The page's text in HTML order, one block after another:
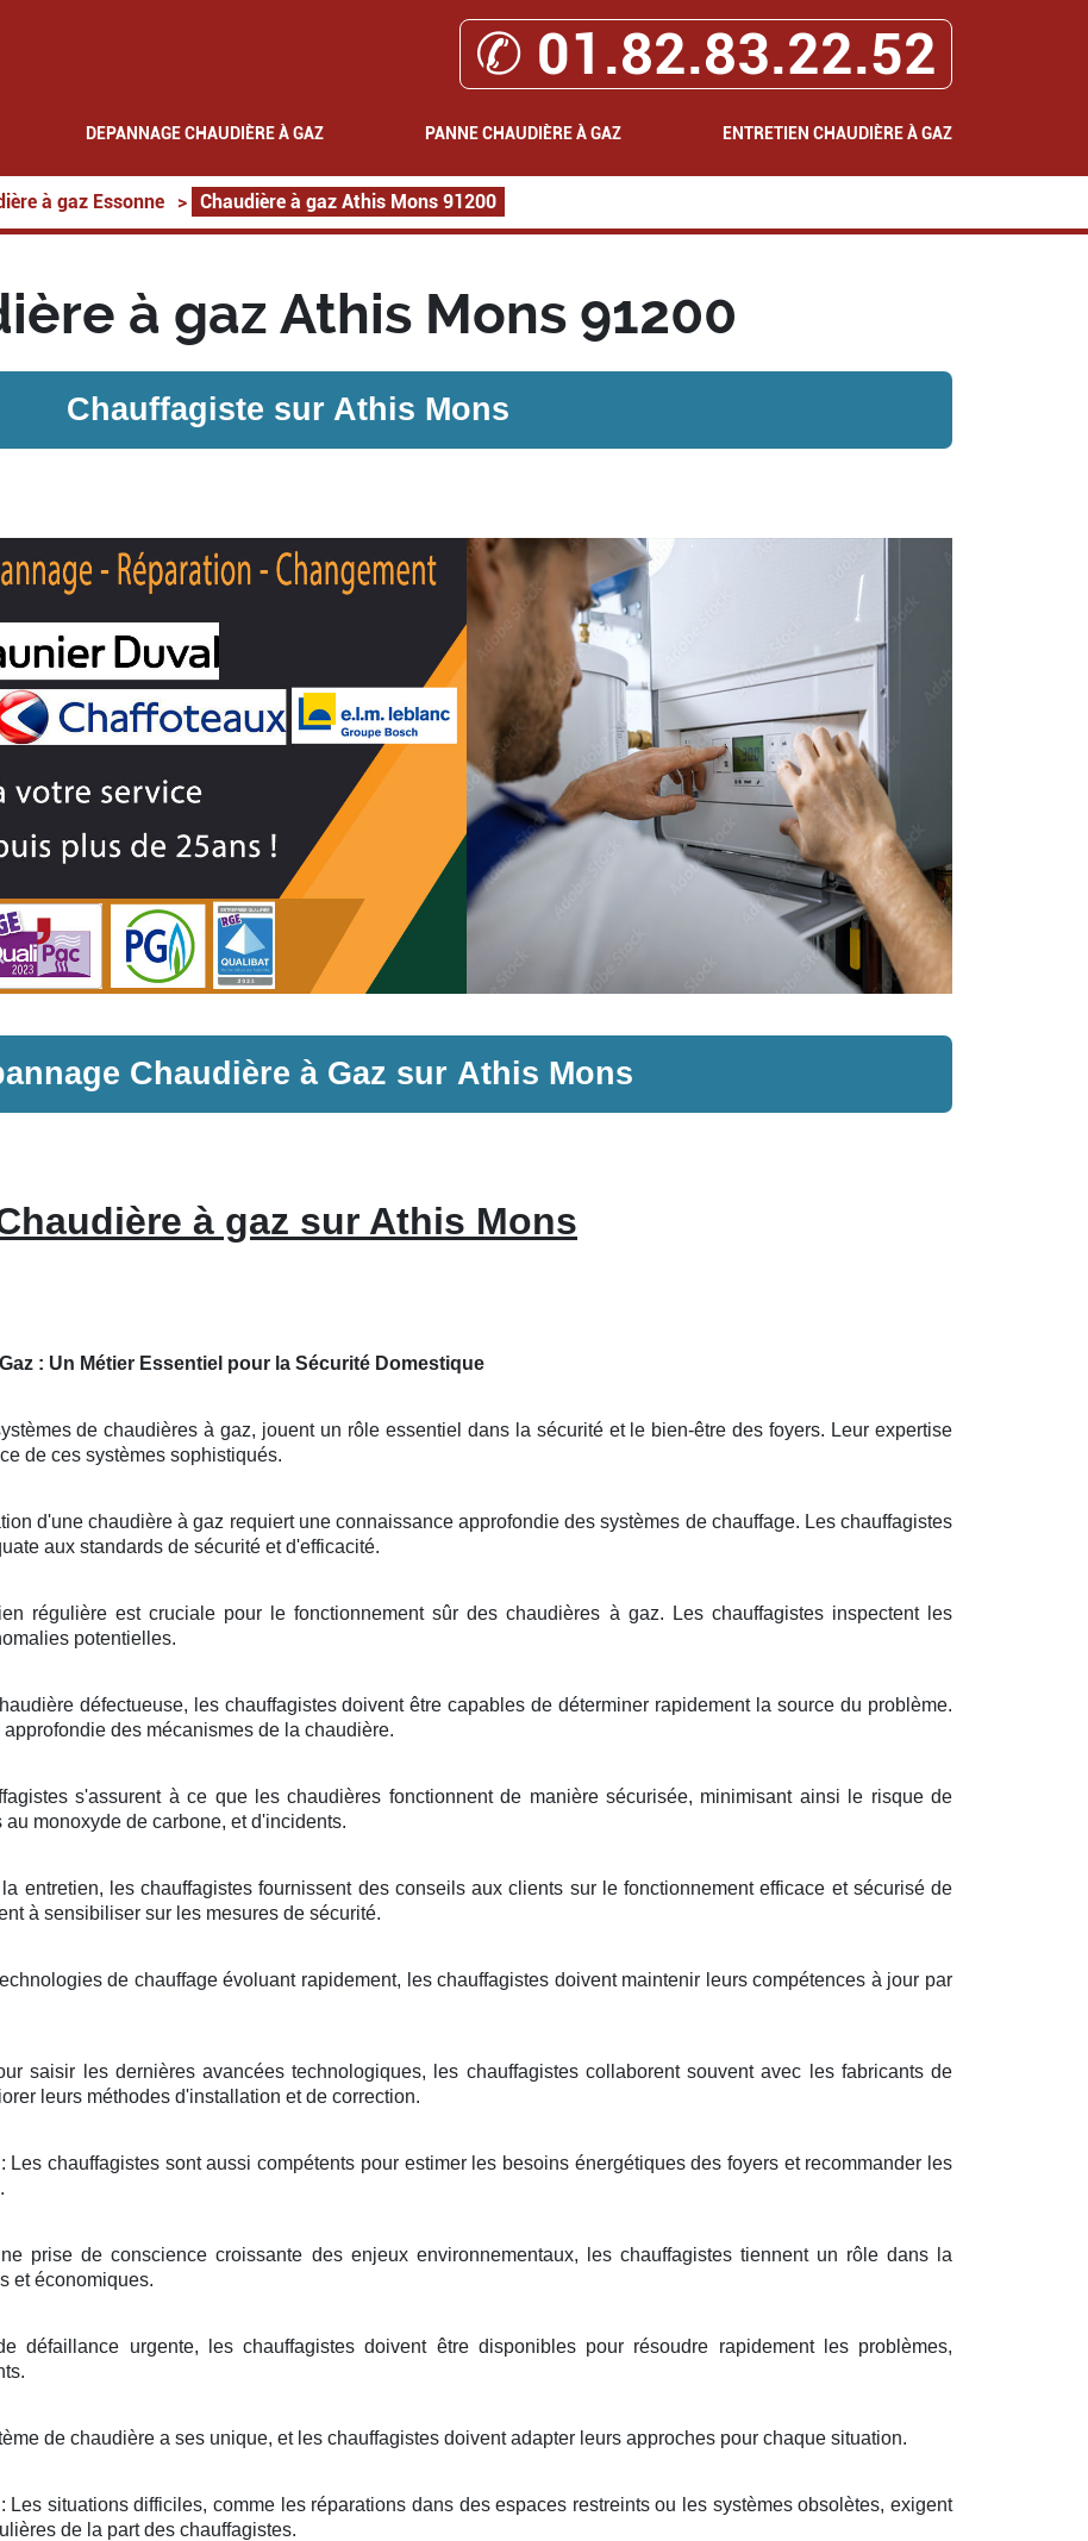
✆ 01.82.83.22.52
DEPANNAGE CHAUDIÈRE À GAZ PANNE CHAUDIÈRE À GAZ ENTRETIEN CHAUDIÈRE À GAZ
à gaz Essonne > Chaudière à gaz Athis Mons 91200
à gaz Athis Mons 91200
Chauffagiste sur Athis Mons
Chaudière à Gaz sur Athis Mons
à gaz sur Athis Mons
: Un Métier Essentiel pour la Sécurité Domestique
de chaudières à gaz, jouent un rôle essentiel dans la sécurité et le bien-être des foyers. Leur expertise
de ces systèmes sophistiqués.
d'une chaudière à gaz requiert une connaissance approfondie des systèmes de chauffage. Les chauffagistes
aux standards de sécurité et d'efficacité.
régulière est cruciale pour le fonctionnement sûr des chaudières à gaz. Les chauffagistes inspectent les
potentielles.
défectueuse, les chauffagistes doivent être capables de déterminer rapidement la source du problème.
des mécanismes de la chaudière.
s'assurent à ce que les chaudières fonctionnent de manière sécurisée, minimisant ainsi le risque de
monoxyde de carbone, et d'incidents.
entretien, les chauffagistes fournissent des conseils aux clients sur le fonctionnement efficace et sécurisé de
à sensibiliser sur les mesures de sécurité.
de chauffage évoluant rapidement, les chauffagistes doivent maintenir leurs compétences à jour par
saisir les dernières avancées technologiques, les chauffagistes collaborent souvent avec les fabricants de
leurs méthodes d'installation et de correction.
: Les chauffagistes sont aussi compétents pour estimer les besoins énergétiques des foyers et recommander les
prise de conscience croissante des enjeux environnementaux, les chauffagistes tiennent un rôle dans la
et économiques.
défaillance urgente, les chauffagistes doivent être disponibles pour résoudre rapidement les problèmes,
de chaudière a ses unique, et les chauffagistes doivent adapter leurs approches pour chaque situation.
Les situations difficiles, comme les réparations dans des espaces restreints ou les systèmes obsolètes, exigent
de la part des chauffagistes.